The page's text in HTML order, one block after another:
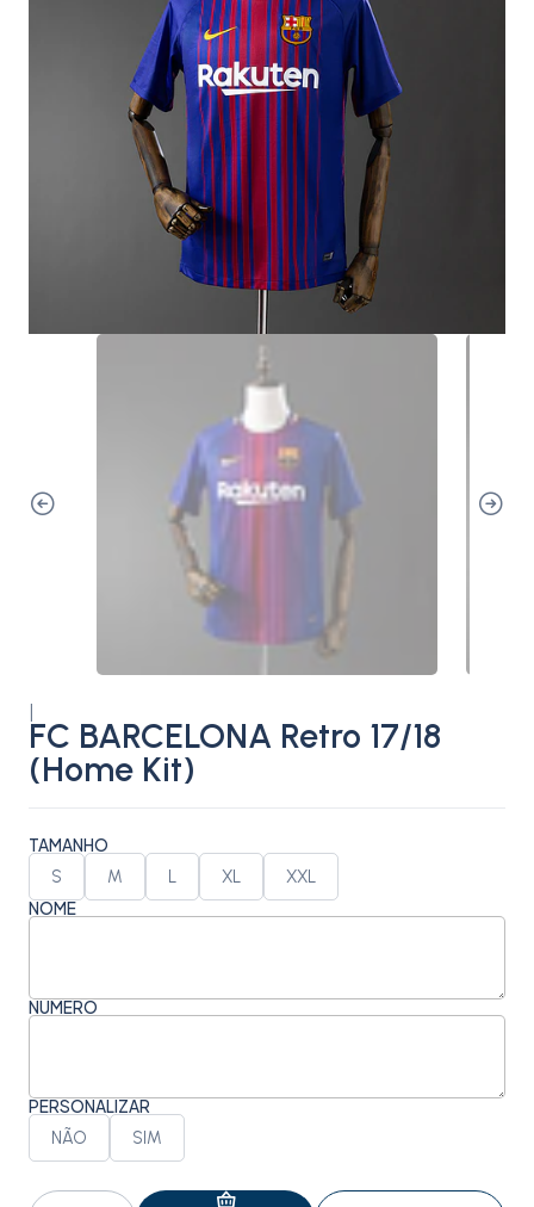
FC BARCELONA Retro 17/18
(Home Kit)
TAMANHO
S M L XL XXL
NOME
NÚMERO
PERSONALIZAR
NÃO SIM